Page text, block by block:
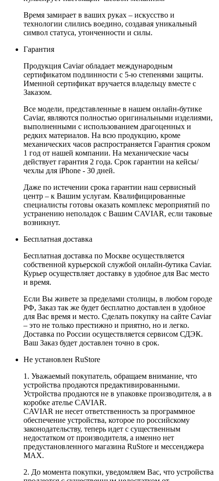
Время замирает в ваших руках – искусство и
технологии слились воедино, создавая уникальный
символ статуса, утонченности и силы.
Гарантия
Продукция Caviar обладает международным
сертификатом подлинности с 5-ю степенями защиты.
Именной сертификат вручается владельцу вместе с
Заказом.
Все модели, представленные в нашем онлайн-бутике
Caviar, являются полностью оригинальными изделиями,
выполненными с использованием драгоценных и
редких материалов. На всю продукцию, кроме
механических часов распространяется Гарантия сроком
1 год от нашей компании. На механические часы
действует гарантия 2 года. Срок гарантии на кейсы/
чехлы для iPhone - 30 дней.
Даже по истечении срока гарантии наш сервисный
центр – к Вашим услугам. Квалифицированные
специалисты готовы оказать комплекс мероприятий по
устранению неполадок с Вашим CAVIAR, если таковые
возникнут.
Бесплатная доставка
Бесплатная доставка по Москве осуществляется
собственной курьерской службой онлайн-бутика Caviar.
Курьер осуществляет доставку в удобное для Вас место
и время.
Если Вы живете за пределами столицы, в любом городе
РФ, Заказ так же будет бесплатно доставлен в удобное
для Вас время и место. Сделать покупку на сайте Caviar
– это не только престижно и приятно, но и легко.
Доставка по России осуществляется сервисом СДЭК.
Ваш Заказ будет доставлен точно в срок.
Не установлен RuStore
1. Уважаемый покупатель, обращаем внимание, что
устройства продаются предактивированными.
Устройства продаются не в упаковке производителя, а в
коробке ателье CAVIAR.
CAVIAR не несет ответственность за программное
обеспечение устройства, которое по российскому
законодательству, теперь идет с существенным
недостатком от производителя, а именно нет
предустановленного магазина RuStore и мессенджера
MAX.
2. До момента покупки, уведомляем Вас, что устройства